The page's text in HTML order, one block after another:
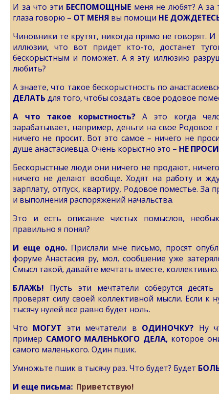
И за что эти БЕСПОМОЩНЫЕменя не любят? А за
глаза говорю – ОТ МЕНЯ вы помощи НЕ
Чиновники те крутят, никогда прямо не говорят. И
иллюзии, что вот придет кто-то, достанет
бескорыстным и поможет. А я эту иллюзию
любить?
А знаете, что такое бескорыстность по
ДЕЛАТЬ для того, чтобы создать свое родовое
А что такое корыстность? А это когда
зарабатывает, например, деньги на свое Родовое
ничего не просит. Вот это самое – ничего не
душе анастасиевца. Очень корыстно это – НЕ
Бескорыстные люди они ничего не продают,
ничего не делают вообще. Ходят на работу и
зарплату, отпуск, квартиру, Родовое поместье. За
и выполнения распоряжений начальства.
Это и есть описание чистых помыслов,
правильно я понял?
И еще одно. Прислали мне письмо, просят
форуме Анастасия ру, мол, сообшение уже
Смысл такой, давайте мечтать вместе,
БЛАЖЬ! Пусть эти мечтатели соберутся
проверят силу своей коллективной мысли. Если к
тысячу нулей все равно будет ноль.
Что МОГУТ эти мечтатели в ОДИНОЧКУ? Ну
пример САМОГО МАЛЕНЬКОГО ДЕЛА, которое
самого маленького. Один пшик.
Умножьте пшик в тысячу раз. Что будет? Будет
И еще письма: Приветствую!